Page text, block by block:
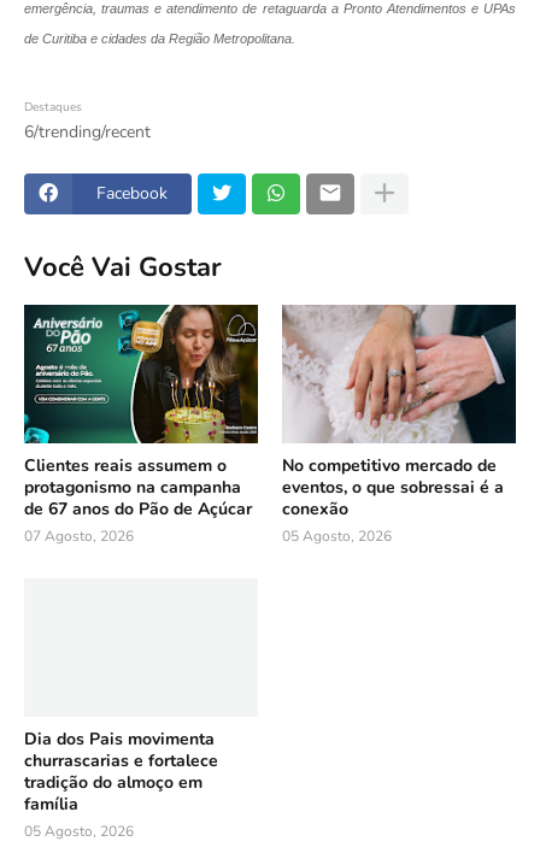
emergência, traumas e atendimento de retaguarda a Pronto Atendimentos e UPAs
de Curitiba e cidades da Região Metropolitana.
Destaques
6/trending/recent
Facebook
Você Vai Gostar
Clientes reais assumem o
protagonismo na campanha
de 67 anos do Pão de Açúcar
07 Agosto, 2026
No competitivo mercado de
eventos, o que sobressai é a
conexão
05 Agosto, 2026
Dia dos Pais movimenta
churrascarias e fortalece
tradição do almoço em
família
05 Agosto, 2026